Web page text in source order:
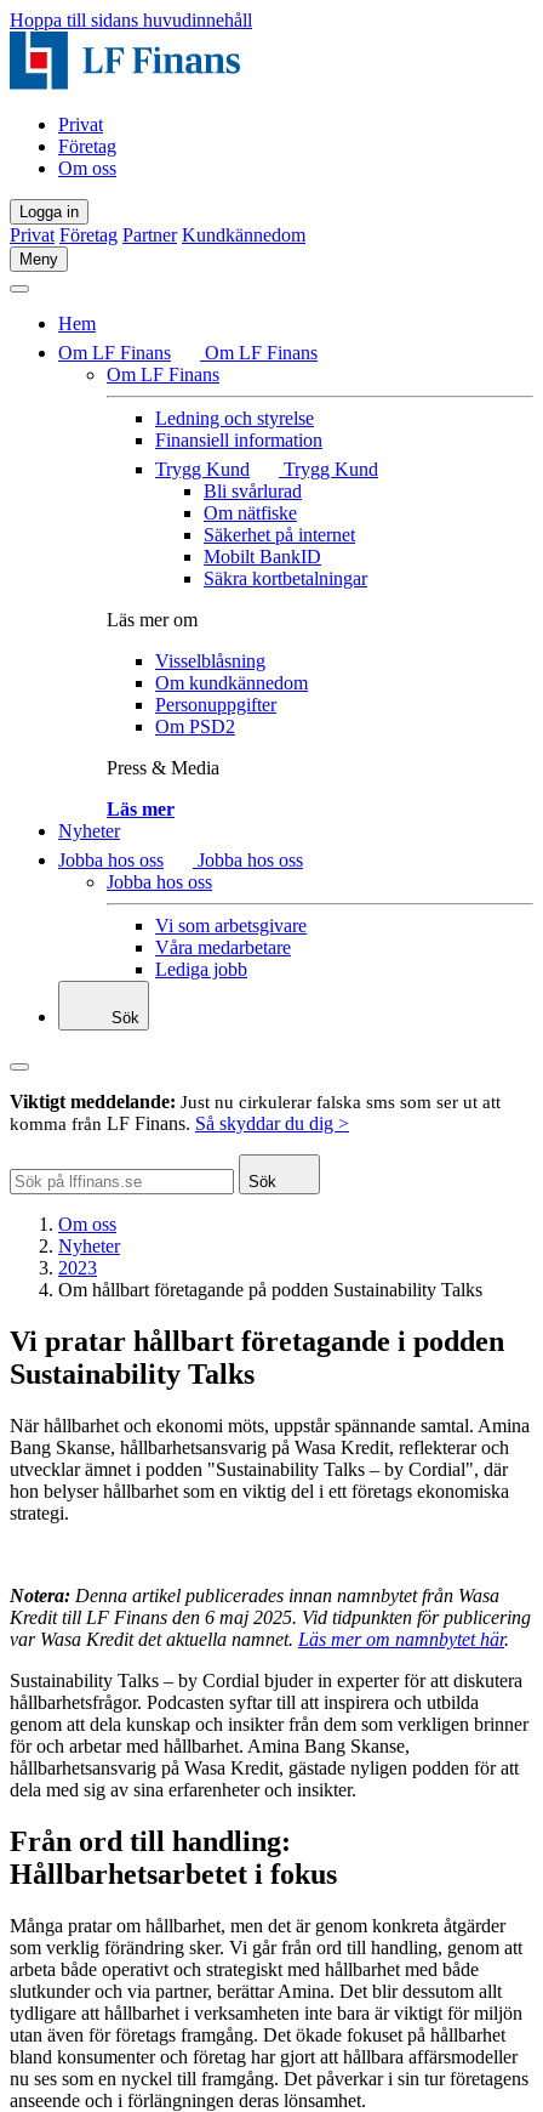
Hoppa till sidans huvudinnehåll
Privat
Företag
Om oss
Logga in
Privat Företag Partner Kundkännedom
Meny
Hem
Om LF Finans
Om LF Finans
Om LF Finans
Ledning och styrelse
Finansiell information
Trygg Kund
Trygg Kund
Bli svårlurad
Om nätfiske
Säkerhet på internet
Mobilt BankID
Säkra kortbetalningar
Läs mer om
Visselblåsning
Om kundkännedom
Personuppgifter
Om PSD2
Press & Media
Läs mer
Nyheter
Jobba hos oss
Jobba hos oss
Jobba hos oss
Vi som arbetsgivare
Våra medarbetare
Lediga jobb
Sök
Viktigt meddelande: Just nu cirkulerar falska sms som ser ut att
komma från LF Finans. Så skyddar du dig >
Sök
Om oss
Nyheter
2023
Om hållbart företagande på podden Sustainability Talks
Vi pratar hållbart företagande i podden
Sustainability Talks
När hållbarhet och ekonomi möts, uppstår spännande samtal. Amina
Bang Skanse, hållbarhetsansvarig på Wasa Kredit, reflekterar och
utvecklar ämnet i podden "Sustainability Talks – by Cordial", där
hon belyser hållbarhet som en viktig del i ett företags ekonomiska
strategi.
Notera: Denna artikel publicerades innan namnbytet från Wasa
Kredit till LF Finans den 6 maj 2025. Vid tidpunkten för publicering
var Wasa Kredit det aktuella namnet. Läs mer om namnbytet här.
Sustainability Talks – by Cordial bjuder in experter för att diskutera
hållbarhetsfrågor. Podcasten syftar till att inspirera och utbilda
genom att dela kunskap och insikter från dem som verkligen brinner
för och arbetar med hållbarhet. Amina Bang Skanse,
hållbarhetsansvarig på Wasa Kredit, gästade nyligen podden för att
dela med sig av sina erfarenheter och insikter.
Från ord till handling:
Hållbarhetsarbetet i fokus
Många pratar om hållbarhet, men det är genom konkreta åtgärder
som verklig förändring sker. Vi går från ord till handling, genom att
arbeta både operativt och strategiskt med hållbarhet med både
slutkunder och via partner, berättar Amina. Det blir dessutom allt
tydligare att hållbarhet i verksamheten inte bara är viktigt för miljön
utan även för företags framgång. Det ökade fokuset på hållbarhet
bland konsumenter och företag har gjort att hållbara affärsmodeller
nu ses som en nyckel till framgång. Det påverkar i sin tur företagens
anseende och i förlängningen deras lönsamhet.